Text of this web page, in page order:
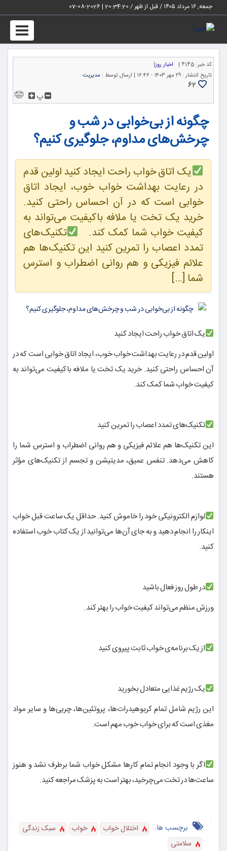
جمعه, ۱۶ مرداد ۱۴۰۵ / قبل از ظهر / 20:34:20
|
2026-08-07
کد خبر: 4145 | اخبار روز|
تاریخ انتشار : ۲۹ مهر ۱۴۰۳ - ۱۶:۴۶ | ارسال توسط : مدیریت
62
پ
چگونه از بی‌خوابی در شب و
چرخش‌های مداوم، جلوگیری کنیم؟
یک اتاق خواب راحت ایجاد کنید اولین قدم
در رعایت بهداشت خواب خوب، ایجاد اتاق
خوابی است که در آن احساس راحتی کنید.
خرید یک تخت یا ملافه باکیفیت می‌تواند به
کیفیت خواب شما کمک کند.
تکنیک‌های
تمدد اعصاب را تمرین کنید این تکنیک‌ها هم
علائم فیزیکی و هم روانی اضطراب و استرس
شما […]
یک اتاق خواب راحت ایجاد کنید
اولین قدم در رعایت بهداشت خواب خوب، ایجاد اتاق خوابی است که در
آن احساس راحتی کنید. خرید یک تخت یا ملافه باکیفیت می‌تواند به
کیفیت خواب شما کمک کند.
تکنیک‌های تمدد اعصاب را تمرین کنید
این تکنیک‌ها هم علائم فیزیکی و هم روانی اضطراب و استرس شما را
کاهش می‌دهد. تنفس عمیق، مدیتیشن و تجسم از تکنیک‌های مؤثر
هستند.
لوازم الکترونیکی خود را خاموش کنید. حداقل یک ساعت قبل خواب
اینکار را انجام دهید و به جای آن‌ها می‌توانید از یک کتاب خوب استفاده
کنید.
در طول روز فعال باشید
ورزش منظم می‌تواند کیفیت خواب را بهتر کند.
از یک برنامه‌ی خواب ثابت پیروی کنید
یک رژیم غذایی متعادل بخورید
این رژیم شامل تمام کربوهیدرات‌ها، پروتئین‌ها، چربی‌ها و سایر مواد
مغذی است که برای خواب خوب مهم است.
اگر با وجود انجام تمام کارها مشکل خواب شما برطرف نشد و هنوز
ساعت‌ها در تخت می‌چرخید، بهتر است به پزشک مراجعه کنید.
برچسب ها: اختلال خواب خواب
سبک زندگی
سلامتی